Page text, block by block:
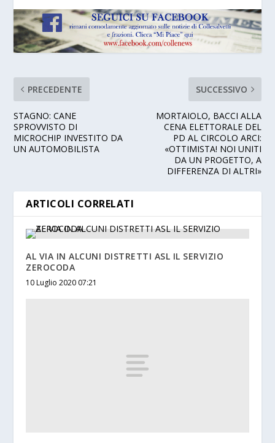
PRECEDENTE
STAGNO: CANE
SPROVVISTO DI
MICROCHIP INVESTITO DA
UN AUTOMOBILISTA
SUCCESSIVO
MORTAIOLO, BACCI ALLA
CENA ELETTORALE DEL
PD AL CIRCOLO ARCI:
«OTTIMISTA! NOI UNITI
DA UN PROGETTO, A
DIFFERENZA DI ALTRI»
ARTICOLI CORRELATI
AL VIA IN ALCUNI DISTRETTI ASL IL SERVIZIO
ZEROCODA
10 Luglio 2020 07:21